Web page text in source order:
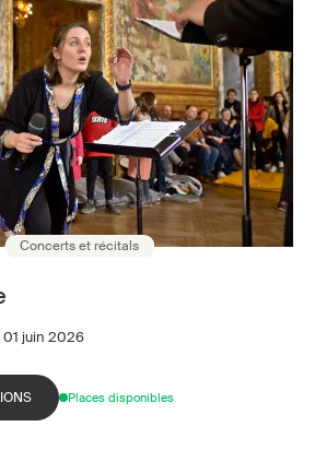
Concerts et récitals
juin 2026
Places disponibles